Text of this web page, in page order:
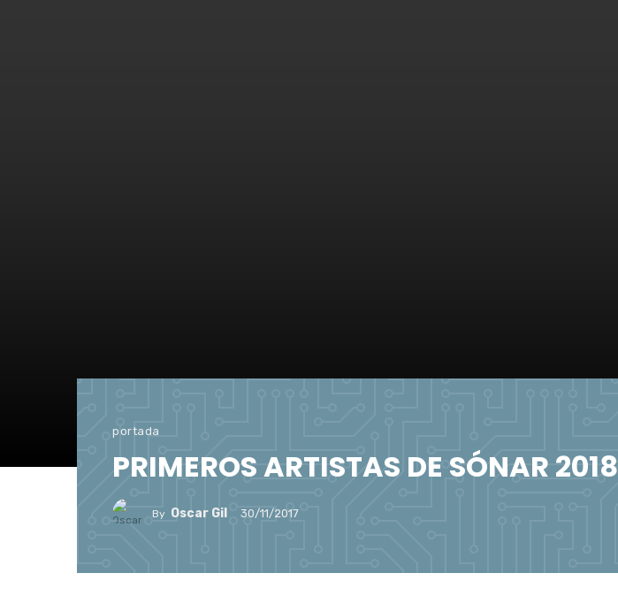
portada
PRIMEROS ARTISTAS DE SÓNAR 2018
By Oscar Gil 30/11/2017